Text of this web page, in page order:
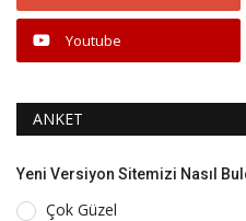
Youtube
ANKET
Yeni Versiyon Sitemizi Nasıl
Çok Güzel